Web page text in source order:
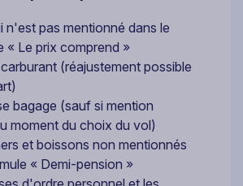
n'est pas mentionné dans le
« Le prix comprend »
(réajustement possible
bagage (sauf si mention
moment du choix du vol)
et boissons non mentionnés
« Demi-pension »